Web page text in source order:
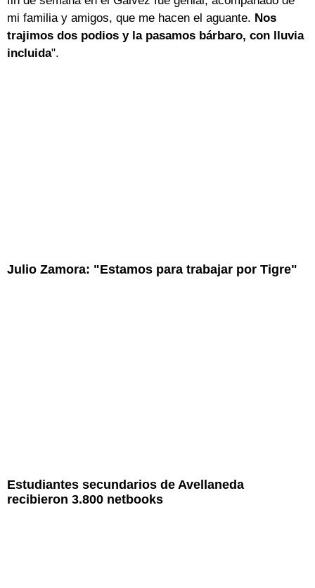
mi familia y amigos, que me hacen el aguante. Nos
trajimos dos podios y la pasamos bárbaro, con lluvia
incluida".
Julio Zamora: "Estamos para trabajar por Tigre"
Estudiantes secundarios de Avellaneda
recibieron 3.800 netbooks